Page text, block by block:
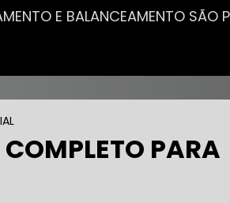
E BALANCEAMENTO SÃO
AUTOMOTIVA
PARA